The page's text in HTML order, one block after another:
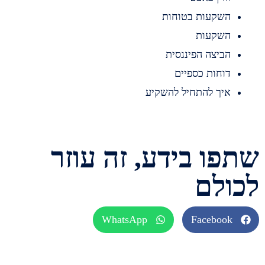
בטוחות
הפיננסית
כספיים
להתחיל להשקיע
בידע, זה עוזר
WhatsApp